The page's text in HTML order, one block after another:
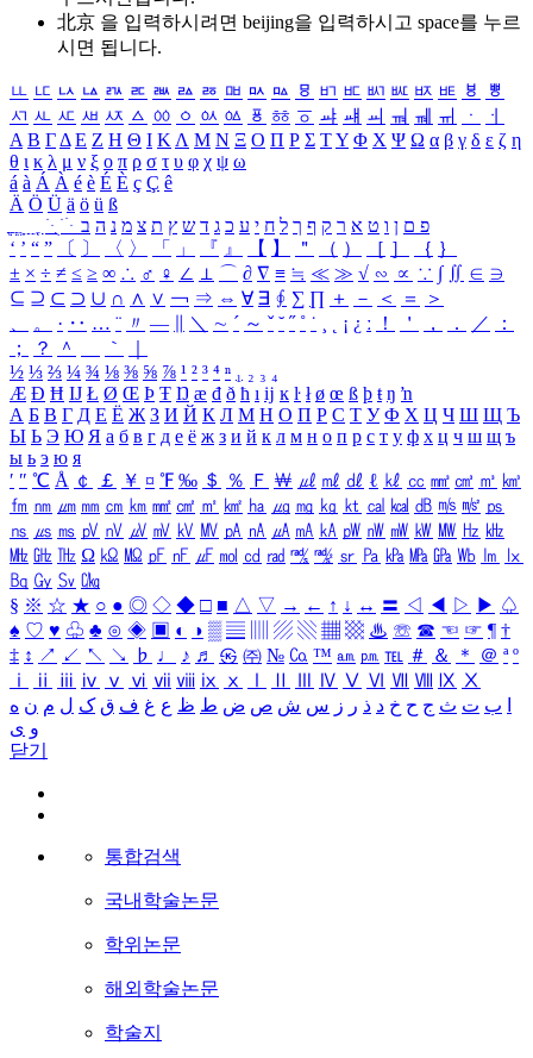
北京 을 입력하시려면 beijing을 입력하시고 space를 누르
시면 됩니다.
ㅥ ㅦ ㅧ ㅨ ㅩ ㅪ ㅫ ㅬ ㅭ ㅮ ㅯ ㅰ ㅱ ㅲ ㅳ ㅴ ㅵ ㅶ ㅷ ㅸ
ㅹ
ㅺ ㅻ ㅼ ㅽ ㅾ ㅿ ㆀ ㆁ ㆂ ㆃ ㆄ ㆅ ㆆ ㆇ ㆈ ㆉ ㆊ ㆋ ㆌ ㆍ
ㆎ
Α Β ΓΔ Ε Ζ Η Θ Ι ΚΛ Μ Ν Ξ Ο Π Ρ Σ ΤΥ Φ Χ Ψ Ω α β γ δ ε ζ η
θ ι κ λ μ ν ξ ο π ρ σ τ υ φ χ ψ ω
á à Á À é è É È ç Ç ê
Ä Ö Ü ä ö ü ß
ִֶֹ ֻּ ׁׂ פ ם ן ו ט א ר ק ף ך ל ח י ע כ ג ד ש ץ ת צ מ נ ה ב
‘ ’ “ ” 〔 〕 〈 〉 「 」 『 』 【 】 ＂ （ ） ［ ］ ｛ ｝
± × ÷ ≠ ≤ ≥ ∞ ∴ ♂ ♀ ∠ ⊥ ⌒ ∂ ∇ ≡ ≒ ≪ ≫ √ ∽ ∝ ∵ ∫ ∬ ∈ ∋
⊆ ⊇ ⊂ ⊃ ∪ ∩ ∧ ∨ ￢ ⇒ ⇔ ∀ ∃ ∮ ∑ ∏ ＋ － ＜ ＝
＞
、
。 · ‥ … ¨ 〃 ― ＼ ∼ ´ ～ ˇ ˘ ˝ ˚ ˙ ¸ ¡ ¿ ː ！ ＇ ， ． ／
：
；
？ ＾ ｀
½ ⅓ ⅔ ¼ ¾ ⅛ ⅜ ⅝ ⅞ ¹ ² ³ ⁴ ⁿ ₁ ₂ ₃ ₄
Æ Ð Ħ Ĳ Ł Ø Œ Þ Ŧ Ŋ æ đ ð ħ ı ĳ ĸ ŀ ł ø œ ß þ ŧ ŋ ŉ
А Б В Г Д Е Ё Ж З И Й К Л М Н О П Р С Т У Ф Х Ц Ч Ш Щ Ъ
Ы Ь Э Ю Я а б в г д е ё ж з и й к л м н о п р с т у ф х ц ч ш щ ъ
ы ь э ю я
′ ″ ℃ Å ￠ ￡ ￥ ¤ ℉ ‰ ＄ ％ Ｆ ￦ ㎕ ㎖ ㎗ ℓ ㎘ ㏄ ㎣ ㎤ ㎥ ㎦
㎙ ㎚ ㎛ ㎜ ㎝ ㎞ ㎟ ㎠ ㎡ ㎢ ㏊ ㎍ ㎎ ㎏ ㏏ ㎈ ㎉ ㏈ ㎧ ㎨ ㎰
㎱ ㎲ ㎳ ㎴ ㎵ ㎶ ㎷ ㎸ ㎹ ㎀ ㎁ ㎂ ㎃ ㎄ ㎺ ㎻ ㎽ ㎾ ㎿ ㎐ ㎑
㎒ ㎓ ㎔ Ω ㏀ ㏁ ㎊ ㎋ ㎌ ㏖ ㏅ ㎭ ㎮ ㎯ ㏛ ㎩ ㎪ ㎫ ㎬ ㏝ ㏐
㏓
㏃ ㏉ ㏜ ㏆
§ ※ ☆ ★ ○ ● ◎ ◇ ◆ □ ■ △ ▽ → ← ↑ ↓ ↔ 〓 ◁ ◀ ▷ ▶ ♤
♠ ♡ ♥ ♧ ♣ ⊙ ◈ ▣ ◐ ◑ ▒ ▤ ▨ ▧ ▦ ▩ ♨ ☏ ☎ ☜ ☞ ¶ †
‡ ↕ ↗ ↙ ↖ ↘ ♭ ♩ ♪ ♬ ㉿ ㈜ № ㏇ ™ ㏂ ㏘ ℡ ＃ ＆ ＊ ＠ ª º
ⅰ
ⅱ ⅲ ⅳ ⅴ ⅵ ⅶ ⅷ ⅸ ⅹ Ⅳ Ⅴ Ⅵ Ⅶ Ⅷ Ⅸ Ⅹ
ب ت ث ج ح خ د ذ ر ز س ش ص ض ط ظ ع غ ف ق ک ل م ن ه
و ی
닫기
통합검색
국내학술논문
학위논문
해외학술논문
학술지